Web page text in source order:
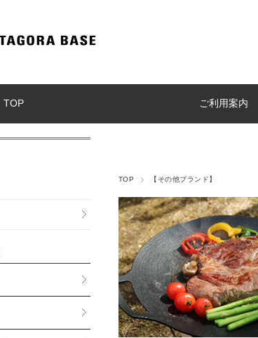
TOP ご利用案内
TOP 【その他ブランド】